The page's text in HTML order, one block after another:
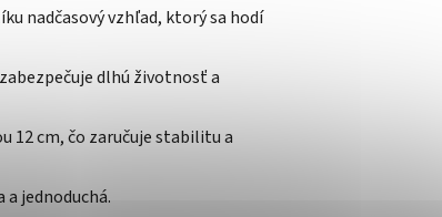
nadčasový vzhľad, ktorý sa hodí
dlhú životnosť a
12 cm, čo zaručuje stabilitu a
jednoduchá.